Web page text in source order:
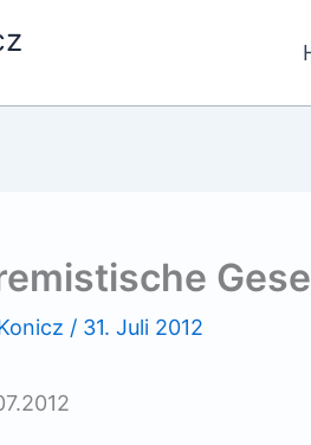
/ 31. Juli 2012